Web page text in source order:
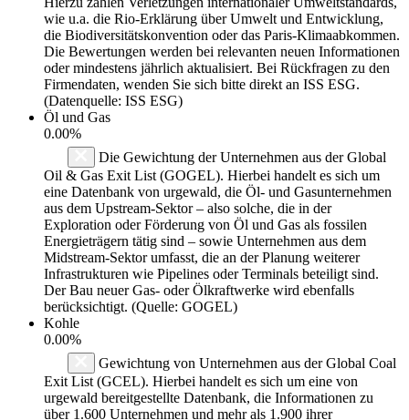
wie u.a. die Rio-Erklärung über Umwelt und Entwicklung,
die Biodiversitätskonvention oder das Paris-Klimaabkommen.
Die Bewertungen werden bei relevanten neuen Informationen
oder mindestens jährlich aktualisiert. Bei Rückfragen zu den
Firmendaten, wenden Sie sich bitte direkt an ISS ESG.
(Datenquelle: ISS ESG)
Öl und Gas
0.00%
Die Gewichtung der Unternehmen aus der Global
Oil & Gas Exit List (GOGEL). Hierbei handelt es sich um
eine Datenbank von urgewald, die Öl- und Gasunternehmen
aus dem Upstream-Sektor – also solche, die in der
Exploration oder Förderung von Öl und Gas als fossilen
Energieträgern tätig sind – sowie Unternehmen aus dem
Midstream-Sektor umfasst, die an der Planung weiterer
Infrastrukturen wie Pipelines oder Terminals beteiligt sind.
Der Bau neuer Gas- oder Ölkraftwerke wird ebenfalls
berücksichtigt. (Quelle: GOGEL)
Kohle
0.00%
Gewichtung von Unternehmen aus der Global Coal
Exit List (GCEL). Hierbei handelt es sich um eine von
urgewald bereitgestellte Datenbank, die Informationen zu
über 1.600 Unternehmen und mehr als 1.900 ihrer